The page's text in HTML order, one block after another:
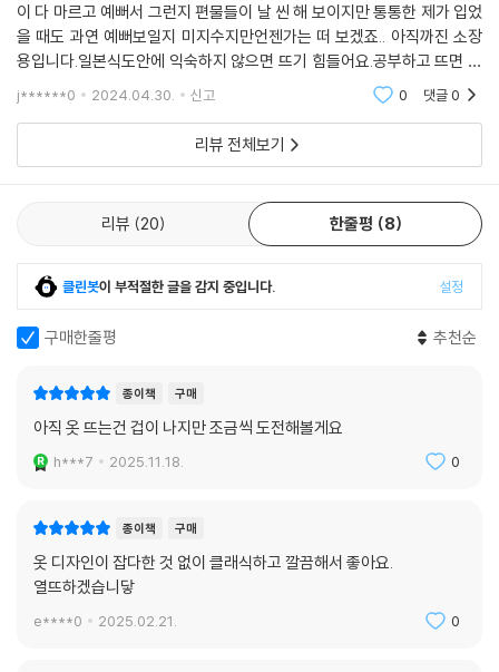
이 다 마르고 예뻐서 그런지 편물들이 날 씬 해 보이지만 통통한 제가 입었
을 때도 과연 예뻐보일지 미지수지만언젠가는 떠 보겠죠.. 아직까진 소장
용입니다.일본식도안에 익숙하지 않으면 뜨기 힘들어요.공부하고 뜨면 가
능해요. 한 번 뜨고 나면 눈에 잘 들어 옵니다.
j******0 2024.04.30. 신고 0 댓글0
리뷰 전체보기
리뷰 20 한줄평 8
클린봇이 부적절한 글을 감지 중입니다. 설정
구매한줄평 추천순
종이책 구매
아직 옷 뜨는건 겁이 나지만 조금씩 도전해볼게요
h***7 2025.11.18. 0
종이책 구매
옷 디자인이 잡다한 것 없이 클래식하고 깔끔해서 좋아요.
열뜨하겠습니닿
e****0 2025.02.21. 0